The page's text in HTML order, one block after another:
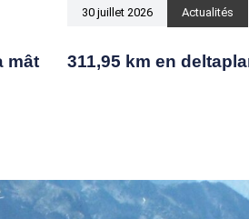
mât
30 juillet 2026 Actualités
311,95 km en